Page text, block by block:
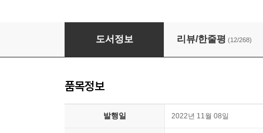
여자의 심리코드
도서정보 리뷰/한줄평 (12/268)
품목정보
발행일 2022년 11월 08일